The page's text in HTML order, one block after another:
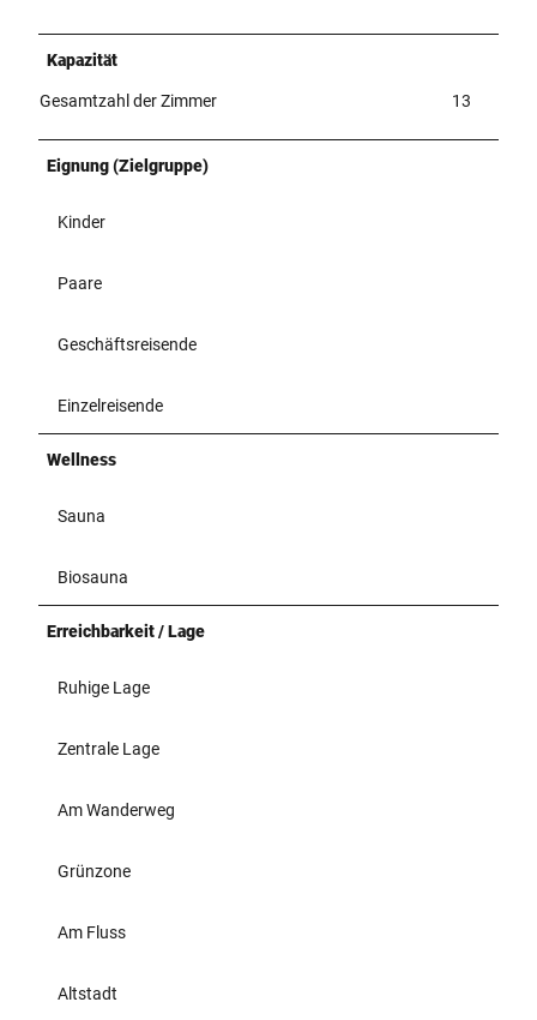
Kapazität
Gesamtzahl der Zimmer 13
Eignung (Zielgruppe)
Kinder
Paare
Geschäftsreisende
Einzelreisende
Wellness
Sauna
Biosauna
Erreichbarkeit / Lage
Ruhige Lage
Zentrale Lage
Am Wanderweg
Grünzone
Am Fluss
Altstadt